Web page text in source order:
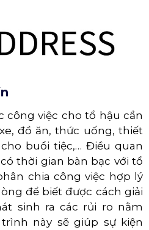
công việc cho tổ hậu cần
đồ ăn, thức uống, thiết
buổi tiệc,… Điều quan
thời gian bàn bạc với tổ
chia công việc hợp lý
để biết được cách giải
sinh ra các rủi ro nằm
này sẽ giúp sự kiện